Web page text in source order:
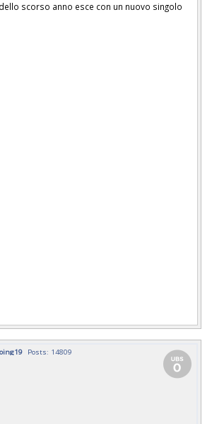
scorso anno esce con un nuovo singolo
Posts: 14809